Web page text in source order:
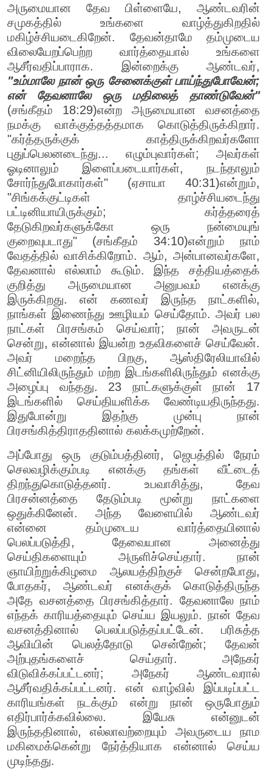
அருமையான தேவ பிள்ளையே, ஆண்டவரின்
சமுகத்தில் உங்களை வாழ்த்துகிறதில்
மகிழ்ச்சியடைகிறேன். தேவன்தாமே தம்முடைய
விலையேறப்பெற்ற வார்த்தையால் உங்களை
ஆசீர்வதிப்பாராக. இன்றைக்கு ஆண்டவர்,
"உம்மாலே நான் ஒரு சேனைக்குள் பாய்ந்துபோவேன்;
என் தேவனாலே ஒரு மதிலைத் தாண்டுவேன்"
(சங்கீதம் 18:29)என்ற அருமையான வசனத்தை
நமக்கு வாக்குத்தத்தமாக கொடுத்திருக்கிறார்.
"கர்த்தருக்குக் காத்திருக்கிறவர்களோ
புதுப்பெலனடைந்து... எழும்புவார்கள்; அவர்கள்
ஓடினாலும் இளைப்படையார்கள், நடந்தாலும்
சோர்ந்துபோகார்கள்" (ஏசாயா 40:31)என்றும்,
"சிங்கக்குட்டிகள் தாழ்ச்சியடைந்து
பட்டினியாயிருக்கும்; கர்த்தரைத்
தேடுகிறவர்களுக்கோ ஒரு நன்மையுங்
குறைவுபடாது" (சங்கீதம் 34:10)என்றும் நாம்
வேதத்தில் வாசிக்கிறோம். ஆம், அன்பானவர்களே,
தேவனால் எல்லாம் கூடும். இந்த சத்தியத்தைக்
குறித்து அருமையான அனுபவம் எனக்கு
இருக்கிறது. என் கணவர் இருந்த நாட்களில்,
நாங்கள் இணைந்து ஊழியம் செய்தோம். அவர் பல
நாட்கள் பிரசங்கம் செய்வார்; நான் அவருடன்
சென்று, என்னால் இயன்ற உதவிகளைச் செய்வேன்.
அவர் மறைந்த பிறகு, ஆஸ்திரேலியாவில்
சிட்னியிலிருந்தும் மற்ற இடங்களிலிருந்தும் எனக்கு
அழைப்பு வந்தது. 23 நாட்களுக்குள் நான் 17
இடங்களில் செய்தியளிக்க வேண்டியதிருந்தது.
இதுபோன்று இதற்கு முன்பு நான்
பிரசங்கித்திராததினால் கலக்கமுற்றேன்.
அப்போது ஒரு குடும்பத்தினர், ஜெபத்தில் நேரம்
செலவழிக்கும்படி எனக்கு தங்கள் வீட்டைத்
திறந்துகொடுத்தனர். உபவாசித்து, தேவ
பிரசன்னத்தை தேடும்படி மூன்று நாட்களை
ஒதுக்கினேன். அந்த வேளையில் ஆண்டவர்
என்னை தம்முடைய வார்த்தையினால்
பெலப்படுத்தி, தேவையான அனைத்து
செய்திகளையும் அருளிச்செய்தார். நான்
ஞாயிற்றுக்கிழமை ஆலயத்திற்குச் சென்றபோது,
போதகர், ஆண்டவர் எனக்குக் கொடுத்திருந்த
அதே வசனத்தை பிரசங்கித்தார். தேவனாலே நாம்
எந்தக் காரியத்தையும் செய்ய இயலும். நான் தேவ
வசனத்தினால் பெலப்படுத்தப்பட்டேன். பரிசுத்த
ஆவியின் பெலத்தோடு சென்றேன்; தேவன்
அற்புதங்களைச் செய்தார். அநேகர்
விடுவிக்கப்பட்டனர்; அநேகர் ஆண்டவரால்
ஆசீர்வதிக்கப்பட்டனர். என் வாழ்வில் இப்படிப்பட்ட
காரியங்கள் நடக்கும் என்று நான் ஒருபோதும்
எதிர்பார்க்கவில்லை. இயேசு என்னுடன்
இருந்ததினால், எல்லாவற்றையும் அவருடைய நாம
மகிமைக்கென்று நேர்த்தியாக என்னால் செய்ய
முடிந்தது.